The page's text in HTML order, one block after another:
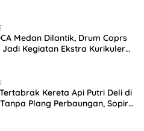
Medan Dilantik, Drum Coprs
Kegiatan Ekstra Kurikuler
Kereta Api Putri Deli di
Plang Perbaungan, Sopir